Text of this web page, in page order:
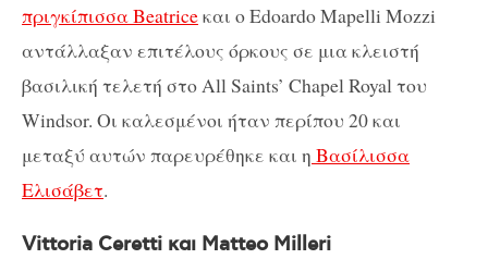
πριγκίπισσα Beatriceκαι ο Edoardo Mapelli Mozzi
αντάλλαξαν επιτέλους όρκους σε μια κλειστή
βασιλική τελετή στο All Saints’ Chapel Royal του
Windsor. Οι καλεσμένοι ήταν περίπου 20 και
μεταξύ αυτών παρευρέθηκε και η Βασίλισσα
Ελισάβετ.
Vittoria Ceretti και Matteo Milleri